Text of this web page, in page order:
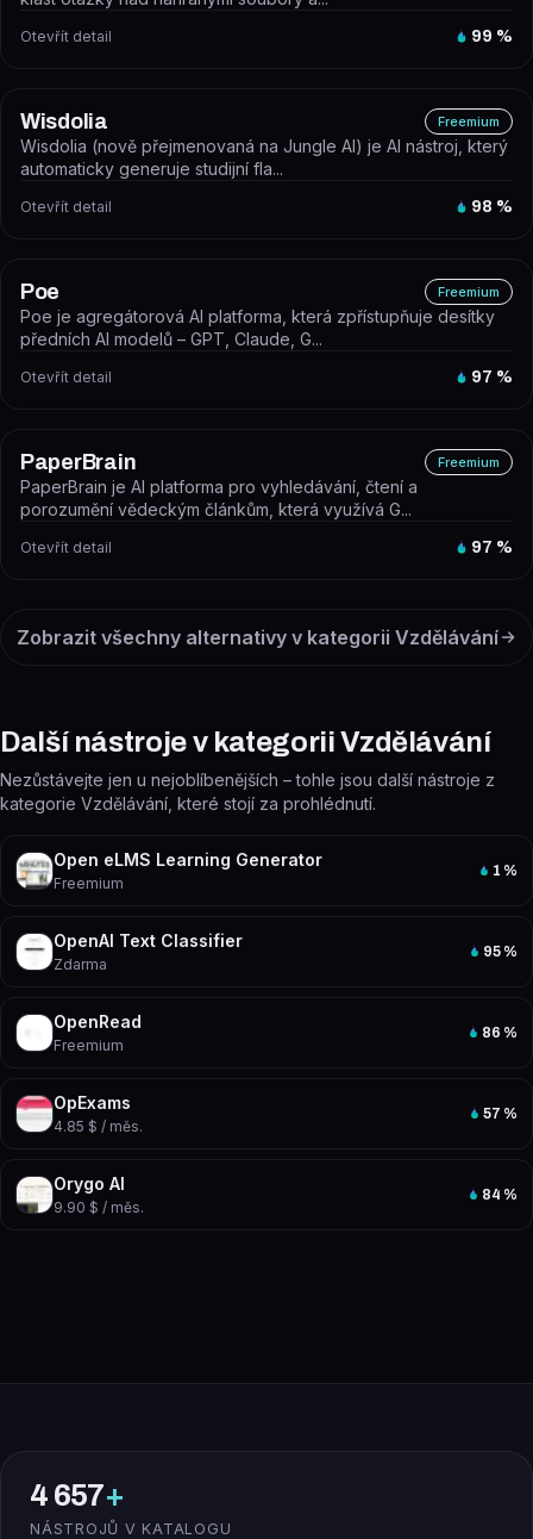
Otevřít detail 99 %
Wisdolia Freemium
Wisdolia (nově přejmenovaná na Jungle AI) je AI nástroj, který
automaticky generuje studijní fla...
Otevřít detail 98 %
Poe Freemium
Poe je agregátorová AI platforma, která zpřístupňuje desítky
předních AI modelů – GPT, Claude, G...
Otevřít detail 97 %
PaperBrain Freemium
PaperBrain je AI platforma pro vyhledávání, čtení a
porozumění vědeckým článkům, která využívá G...
Otevřít detail 97 %
Zobrazit všechny alternativy v kategorii Vzdělávání
Další nástroje v kategorii Vzdělávání
Nezůstávejte jen u nejoblíbenějších – tohle jsou další nástroje z
kategorie Vzdělávání, které stojí za prohlédnutí.
Open eLMS Learning Generator
Freemium
1 %
OpenAI Text Classifier
Zdarma
95 %
OpenRead
Freemium
86 %
OpExams
4.85 $ / měs.
57 %
Orygo AI
9.90 $ / měs.
84 %
4 657+
NÁSTROJŮ V KATALOGU